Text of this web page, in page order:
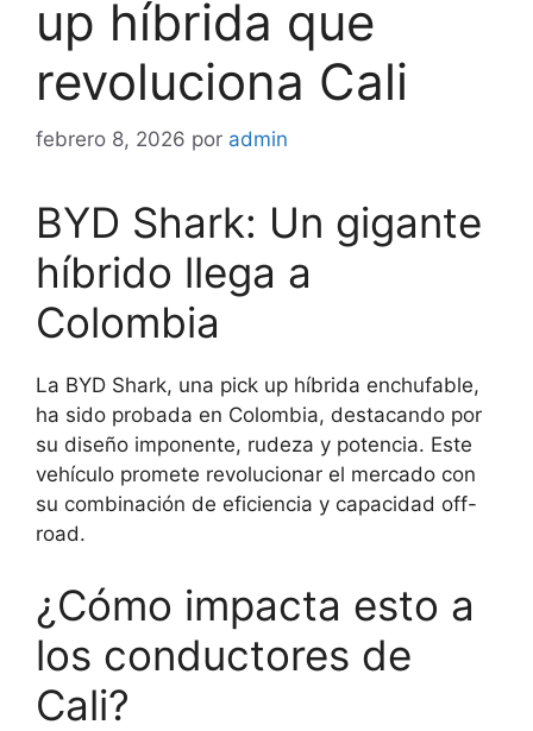
up híbrida que
revoluciona Cali
febrero 8, 2026 por admin
BYD Shark: Un gigante
híbrido llega a
Colombia
La BYD Shark, una pick up híbrida enchufable,
ha sido probada en Colombia, destacando por
su diseño imponente, rudeza y potencia. Este
vehículo promete revolucionar el mercado con
su combinación de eficiencia y capacidad off-
road.
¿Cómo impacta esto a
los conductores de
Cali?